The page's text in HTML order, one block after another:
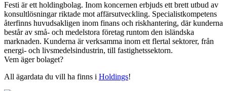
Festi är ett holdingbolag. Inom koncernen erbjuds ett brett utbud av
konsultlösningar riktade mot affärsutveckling. Specialistkompetens
återfinns huvudsakligen inom finans och riskhantering, där kunderna
består av små- och medelstora företag runtom den isländska
marknaden. Kunderna är verksamma inom ett flertal sektorer, från
energi- och livsmedelsindustrin, till fastighetssektorn.
Vem äger bolaget?
All ägardata du vill ha finns i Holdings!